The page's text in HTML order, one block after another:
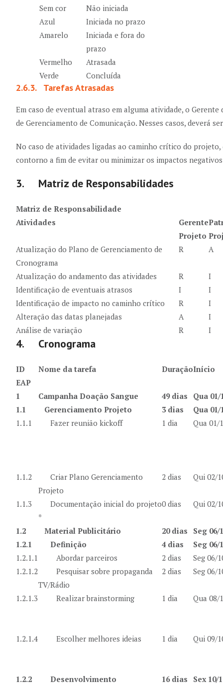
Sem cor
Não iniciada
Azul
Iniciada no prazo
Amarelo
Iniciada e fora do
prazo
Vermelho
Atrasada
Verde
Concluída
2.6.3. Tarefas Atrasadas
Em caso de eventual atraso em alguma atividade, o
de Gerenciamento de Comunicação. Nesses casos, deverá
No caso de atividades ligadas ao caminho crítico do
contorno a fim de evitar ou minimizar os impactos
3. Matriz de Responsabilidades
Matriz de Responsabilidade
Atividades
Gerente
Projeto
Atualização do Plano de Gerenciamento de
Cronograma
R A
Atualização do andamento das atividades R
I
Identificação de eventuais atrasos
I
I
Identificação de impacto no caminho crítico
R
I
Alteração das datas planejadas
A
I
Análise de variação
R I
4. Cronograma
ID
EAP
Nome da tarefa DuraçãoInício
1 Campanha Doação Sangue 49 dias
Qua 01/
1.1
Gerenciamento Projeto 3 dias
Qua 01/
1.1.1
Fazer reunião kickoff 1 dia Qua 01/
1.1.2
Criar Plano Gerenciamento
Projeto
2 dias Qui 02/
1.1.3
Documentação inicial do projeto
*
0 dias Qui 02/
1.2 Material Publicitário 20 dias
Seg 06/
1.2.1
Definição 4 dias
Seg 06/
1.2.1.1 Abordar parceiros 2 dias
Seg 06/
1.2.1.2 Pesquisar sobre propaganda
TV/Rádio
2 dias Seg 06/
1.2.1.3 Realizar brainstorming 1 dia Qua 08/
1.2.1.4 Escolher melhores ideias 1 dia Qui 09/
1.2.2 Desenvolvimento 16 dias
Sex 10/